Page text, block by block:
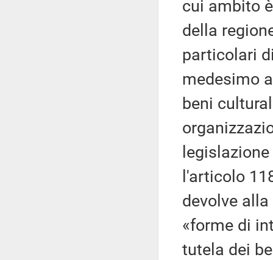
cui ambito
della
particolari
medesimo
beni
l'articolo
devolve
«forme di
tutela dei